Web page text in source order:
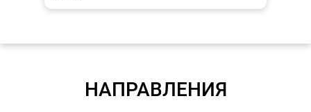
НАПРАВЛЕНИЯ